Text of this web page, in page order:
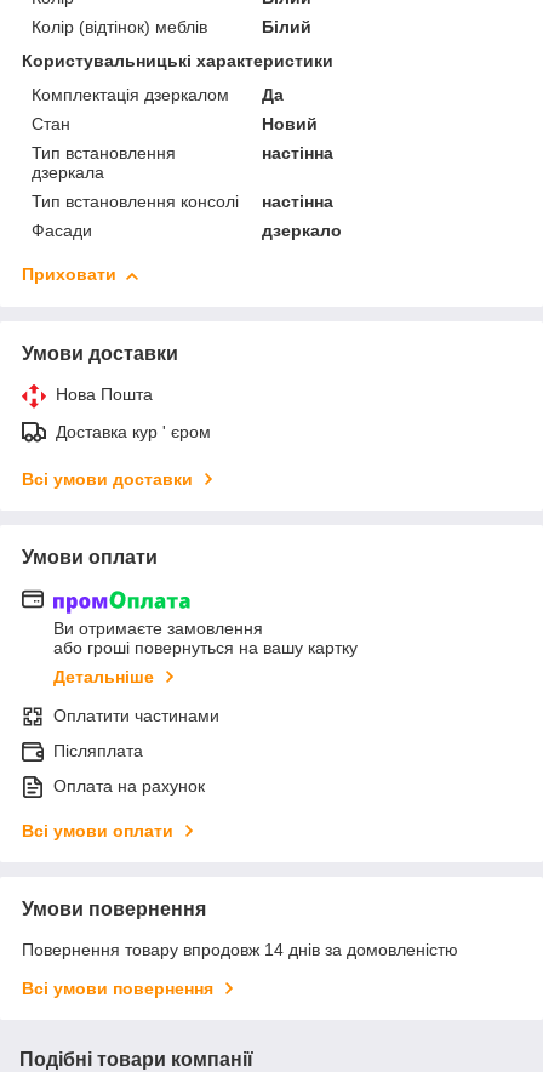
Колір (відтінок) меблів
Білий
Користувальницькі характеристики
Комплектація дзеркалом
Да
Стан
Новий
Тип встановлення
дзеркала
настінна
Тип встановлення консолі
настінна
Фасади
дзеркало
Приховати
Умови доставки
Нова Пошта
Доставка кур ' єром
Всі умови доставки
Умови оплати
Ви отримаєте замовлення
або гроші повернуться на вашу картку
Детальніше
Оплатити частинами
Післяплата
Оплата на рахунок
Всі умови оплати
Умови повернення
Повернення товару впродовж 14 днів за домовленістю
Всі умови повернення
Подібні товари компанії